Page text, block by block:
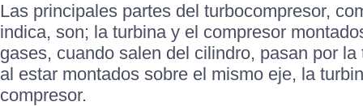
Las principales partes del turbocompresor,
indica, son; la turbina y el compresor
gases, cuando salen del cilindro, pasan por
al estar montados sobre el mismo eje, la
compresor.